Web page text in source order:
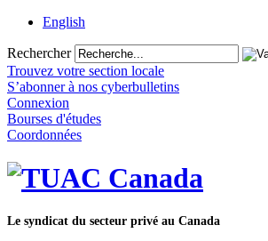
English
Rechercher
Trouvez votre section locale
S’abonner à nos cyberbulletins
Connexion
Bourses d'études
Coordonnées
Le syndicat du secteur privé au Canada